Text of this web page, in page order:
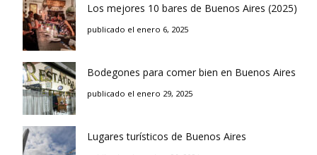
Los mejores 10 bares de Buenos Aires (2025)
publicado el enero 6, 2025
Bodegones para comer bien en Buenos Aires
publicado el enero 29, 2025
Lugares turísticos de Buenos Aires